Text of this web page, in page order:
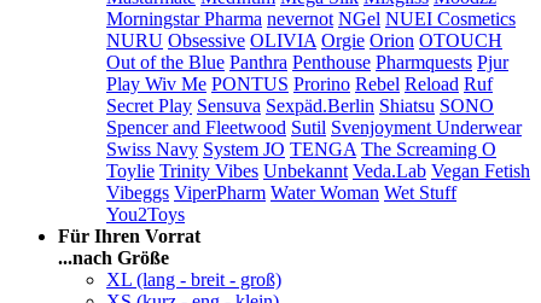
Morningstar Pharma nevernot NGel NUEI Cosmetics
NURU Obsessive OLIVIA Orgie Orion OTOUCH
Out of the Blue Panthra Penthouse Pharmquests Pjur
Play Wiv Me PONTUS Prorino Rebel Reload Ruf
Secret Play Sensuva Sexpäd.Berlin Shiatsu SONO
Spencer and Fleetwood Sutil Svenjoyment Underwear
Swiss Navy System JO TENGA The Screaming O
Toylie Trinity Vibes Unbekannt Veda.Lab Vegan Fetish
Vibeggs ViperPharm Water Woman Wet Stuff
You2Toys
Für Ihren Vorrat
...nach Größe
XL (lang - breit - groß)